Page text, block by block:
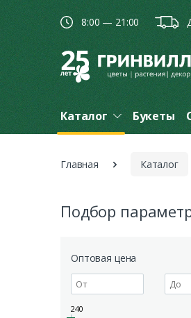
8:00 — 21:00
Каталог Букеты
Главная Каталог
Подбор
Оптовая цена
240